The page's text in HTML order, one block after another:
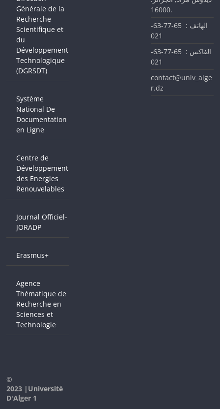
Générale de la
Recherche
Scientifique et
du
Développement
Technologique
(DGRSDT)
Système
National De
Documentation
en Ligne
Centre de
Développement
des Energies
Renouvelables
Journal Officiel-
JORADP
Erasmus+
Agence
Thématique de
Recherche en
Sciences et
Technologie
©
2023 |Université
D'Alger 1
16000.
الهاتف : 65-77-63-
021
الفاكس : 65-77-63-
021
contact@univ_alge
r.dz